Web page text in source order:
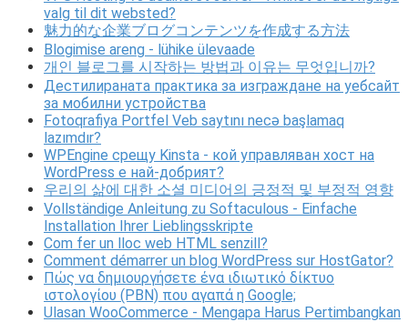
valg til dit websted?
魅力的な企業ブログコンテンツを作成する方法
Blogimise areng - lühike ülevaade
개인 블로그를 시작하는 방법과 이유는 무엇입니까?
Дестилираната практика за изграждане на уебсайт
за мобилни устройства
Fotoqrafiya Portfel Veb saytını necə başlamaq
lazımdır?
WPEngine срещу Kinsta - кой управляван хост на
WordPress е най-добрият?
우리의 삶에 대한 소셜 미디어의 긍정적 및 부정적 영향
Vollständige Anleitung zu Softaculous - Einfache
Installation Ihrer Lieblingsskripte
Com fer un lloc web HTML senzill?
Comment démarrer un blog WordPress sur HostGator?
Πώς να δημιουργήσετε ένα ιδιωτικό δίκτυο
ιστολογίου (PBN) που αγαπά η Google;
Ulasan WooCommerce - Mengapa Harus Pertimbangkan